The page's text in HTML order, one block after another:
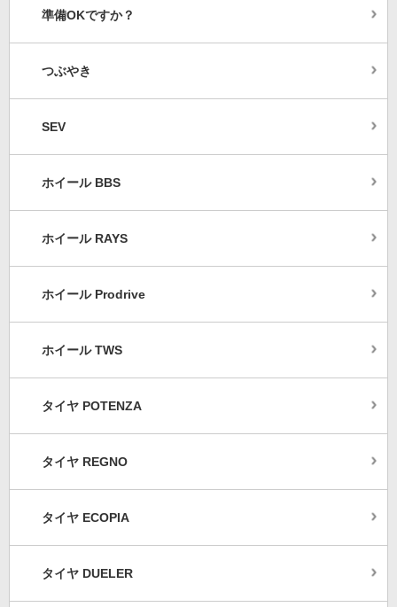
準備OKですか？
つぶやき
SEV
ホイール BBS
ホイール RAYS
ホイール Prodrive
ホイール TWS
タイヤ POTENZA
タイヤ REGNO
タイヤ ECOPIA
タイヤ DUELER